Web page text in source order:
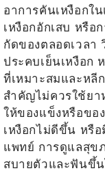
อาการคันเหงือกใ
เหงือกอักเสบ หรือ
กัดของตลอดเวลา
ประคบเย็นเหงือก
ที่เหมาะสมและหลี
สำคัญไม่ควรใช้ยา
ให้ของแข็งหรือขอ
เหงือกไม่ดีขึ้น หรื
แพทย์ การดูแลสุข
สบายตัวและฟันขึ้